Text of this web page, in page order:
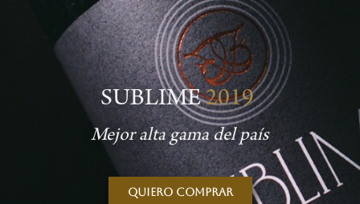
SUBLIME2019
Mejor alta gama del país
Quiero comprar